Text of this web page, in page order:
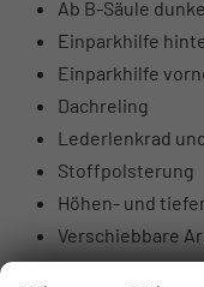
Ab B-Säule
Einparkhilfe
Einparkhilfe
Dachreling
Lederlenkrad
Stoffpolsterung
Höhen- und
Verschiebbare
Taschen an den